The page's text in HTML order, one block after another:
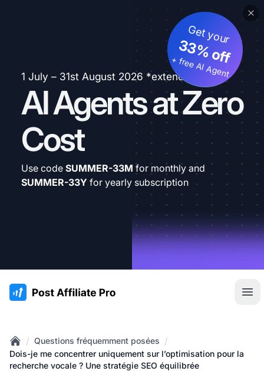
1 July – 31st August 2026 *extended
AI Agents at Zero
Cost
Get your
33% off
+ free AI Agent
Use code SUMMER-33M for monthly and
SUMMER-33Y for yearly subscription
:site.title
Home
/ Questions fréquemment posées /
Dois-je me concentrer uniquement sur l’optimisation pour la
recherche vocale ? Une stratégie SEO équilibrée